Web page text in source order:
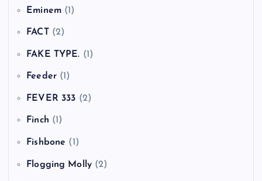
Eminem(1)
FACT (2)
FAKE TYPE. (1)
Feeder(1)
FEVER 333 (2)
Finch (1)
Fishbone (1)
Flogging Molly (2)